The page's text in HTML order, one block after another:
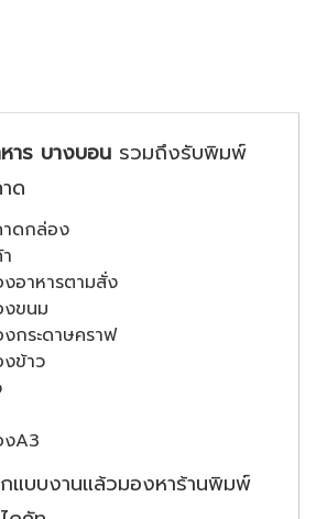
าร บางบอน รวมถึงรับพิมพ์
ด
ดกล่อง
อาหารตามสั่ง
ขนม
กระดาษคราฟ
ข้าว
A3
แบบงานแล้วมองหาร้านพิมพ์